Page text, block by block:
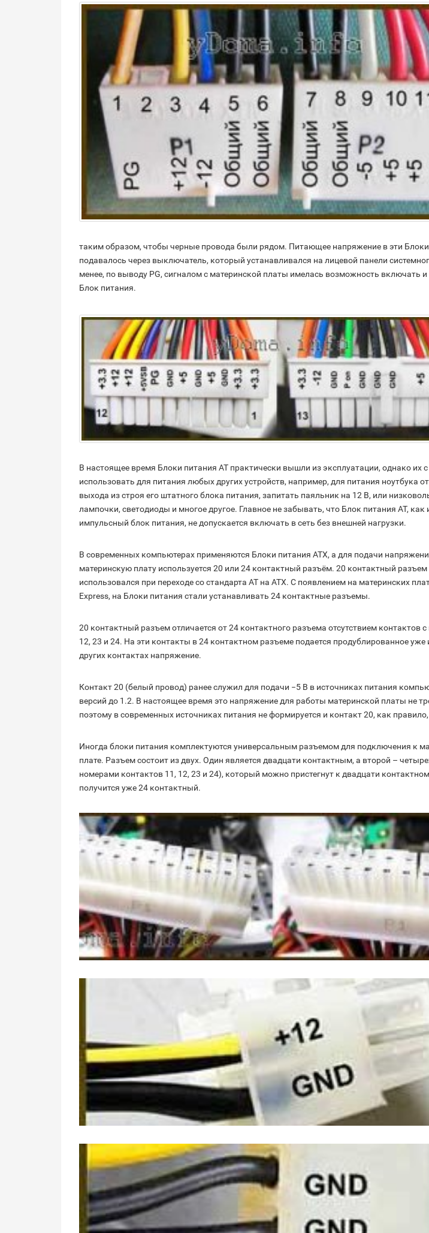
таким образом, чтобы черные провода были рядом. Питающее напряжение в эти
подавалось через выключатель, который устанавливался на лицевой панели
менее, по выводу PG, сигналом с материнской платы имелась возможность включать
Блок питания.
В настоящее время Блоки питания АТ практически вышли из эксплуатации, однако их
использовать для питания любых других устройств, например, для питания ноутбука от
выхода из строя его штатного блока питания, запитать паяльник на 12 В, или
лампочки, светодиоды и многое другое. Главное не забывать, что Блок питания АТ, как
импульсный блок питания, не допускается включать в сеть без внешней нагрузки.
В современных компьютерах применяются Блоки питания АТХ, а для подачи
материнскую плату используется 20 или 24 контактный разъём. 20 контактный разъем
использовался при переходе со стандарта АТ на АТХ. С появлением на материнских
Express, на Блоки питания стали устанавливать 24 контактные разъемы.
20 контактный разъем отличается от 24 контактного разъема отсутствием контактов
12, 23 и 24. На эти контакты в 24 контактном разъеме подается продублированное
других контактах напряжение.
Контакт 20 (белый провод) ранее служил для подачи −5 В в источниках питания
версий до 1.2. В настоящее время это напряжение для работы материнской платы не
поэтому в современных источниках питания не формируется и контакт 20, как
Иногда блоки питания комплектуются универсальным разъемом для подключения к
плате. Разъем состоит из двух. Один является двадцати контактным, а второй –
номерами контактов 11, 12, 23 и 24), который можно пристегнут к двадцати
получится уже 24 контактный.